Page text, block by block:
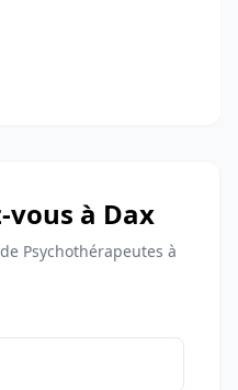
vous à Dax
Psychothérapeutes à